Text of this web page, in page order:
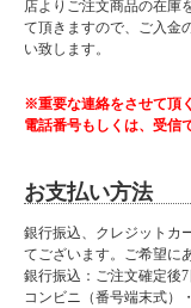
店よりご注文商品の在庫
て頂きますので、ご入金
い致します。
※重要な連絡をさせて頂
電話番号もしくは、受信
お支払い方法
銀行振込、クレジットカ
てございます。ご希望に
銀行振込：ご注文確定後
コンビニ（番号端末式）